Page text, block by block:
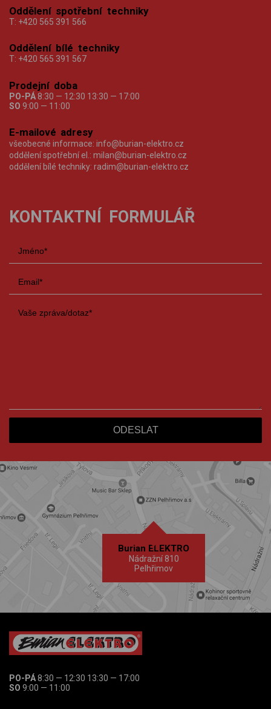
Oddělení spotřební techniky
T: +420 565 391 566
Oddělení bílé techniky
T: +420 565 391 567
Prodejní doba
PO-PÁ 8:30 — 12:30 13:30 — 17:00
SO 9:00 — 11:00
E-mailové adresy
všeobecné informace: info@burian-elektro.cz
oddělení spotřební el.: milan@burian-elektro.cz
oddělení bílé techniky: radim@burian-elektro.cz
KONTAKTNÍ FORMULÁŘ
Burian ELEKTRO
Nádražní 810
Pelhřimov
PO-PÁ8:30 — 12:30 13:30 — 17:00
SO 9:00 — 11:00